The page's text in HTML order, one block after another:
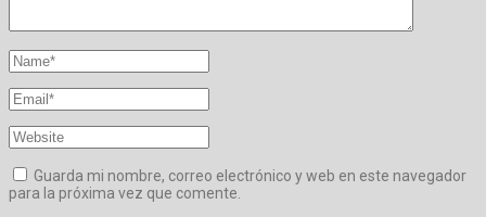
Guarda mi nombre, correo electrónico y web en este navegador
para la próxima vez que comente.